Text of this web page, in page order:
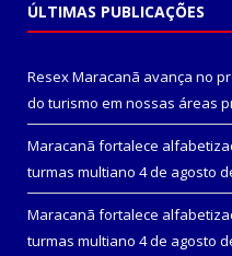
ÚLTIMAS PUBLICAÇÕES
Resex Maracanã avança no
do turismo em nossas áreas
Maracanã fortalece
turmas multiano 4 de agosto
Maracanã fortalece
turmas multiano 4 de agosto